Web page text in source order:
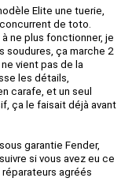
Elite une tuerie,
de toto.
ne plus fonctionner, je
soudures, ça marche 2
vient pas de la
les détails,
carafe, et un seul
ça le faisait déjà avant
garantie Fender,
si vous avez eu ce
agréés